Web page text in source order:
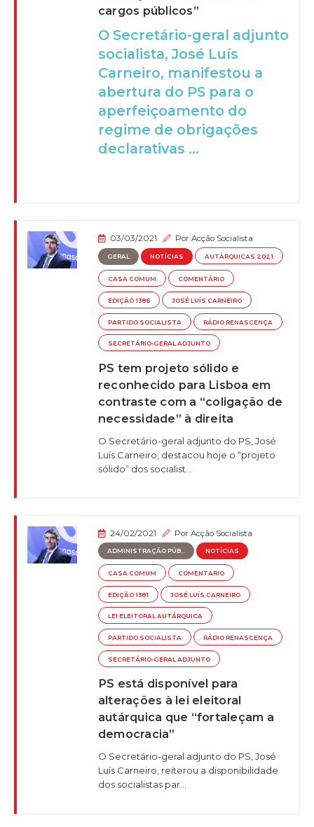
cargos públicos”
O Secretário-geral adjunto
socialista, José Luís
Carneiro, manifestou a
abertura do PS para o
aperfeiçoamento do
regime de obrigações
declarativas ...
03/03/2021 PorAcção Socialista
GERAL NOTÍCIAS AUTÁRQUICAS 2021
CASA COMUM COMENTÁRIO
EDIÇÃO 1386 JOSÉ LUÍS CARNEIRO
PARTIDO SOCIALISTA RÁDIO RENASCENÇA
SECRETÁRIO-GERAL ADJUNTO
PS tem projeto sólido e
reconhecido para Lisboa em
contraste com a “coligação de
necessidade” à direita
O Secretário-geral adjunto do PS, José
Luís Carneiro, destacou hoje o “projeto
sólido” dos socialist...
24/02/2021 PorAcção Socialista
ADMINISTRAÇÃO PÚB... NOTÍCIAS
CASA COMUM COMENTÁRIO
EDIÇÃO 1381 JOSÉ LUÍS CARNEIRO
LEI ELEITORAL AUTÁRQUICA
PARTIDO SOCIALISTA RÁDIO RENASCENÇA
SECRETÁRIO-GERAL ADJUNTO
PS está disponível para
alterações à lei eleitoral
autárquica que “fortaleçam a
democracia”
O Secretário-geral adjunto do PS, José
Luís Carneiro, reiterou a disponibilidade
dos socialistas par...